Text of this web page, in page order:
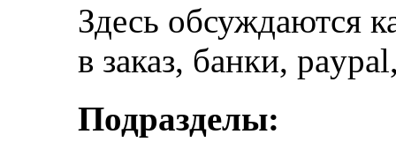
Здесь обсуждаются
в заказ, банки,
Подразделы: